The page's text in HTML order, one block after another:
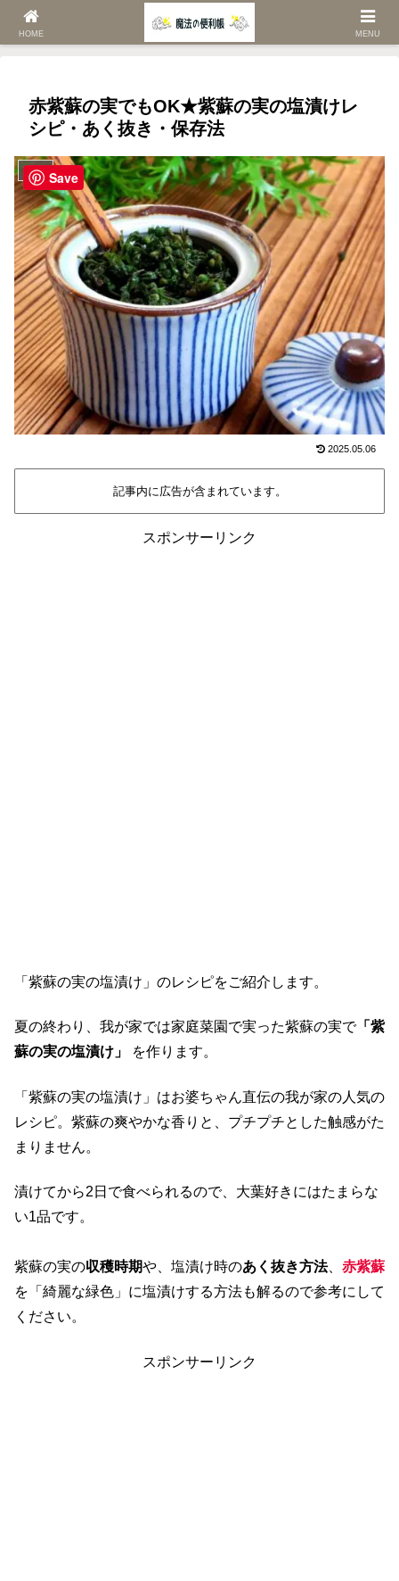
ホーム レシピ
赤紫蘇の実でもOK★紫蘇の実の塩漬けレ
シピ・あく抜き・保存法
レシピ
2025.05.06
記事内に広告が含まれています。
スポンサーリンク
「紫蘇の実の塩漬け」のレシピをご紹介します。
夏の終わり、我が家では家庭菜園で実った紫蘇の実で「紫
蘇の実の塩漬け」
を作ります。
「紫蘇の実の塩漬け」はお婆ちゃん直伝の我が家の人気の
レシピ。紫蘇の爽やかな香りと、プチプチとした触感がた
まりません。
漬けてから2日で食べられるので、大葉好きにはたまらな
い1品です。
紫蘇の実の収穫時期や、塩漬け時のあく抜き方法、 赤紫蘇
を「綺麗な緑色」に塩漬けする方法も解るので参考にして
ください。
スポンサーリンク
HOME MENU
Save